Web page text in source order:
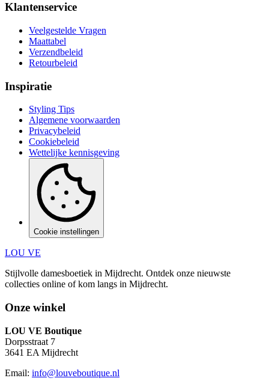
Klantenservice
Veelgestelde Vragen
Maattabel
Verzendbeleid
Retourbeleid
Inspiratie
Styling Tips
Algemene voorwaarden
Privacybeleid
Cookiebeleid
Wettelijke kennisgeving
Cookie instellingen
LOU VE
Stijlvolle damesboetiek in Mijdrecht. Ontdek onze nieuwste
collecties online of kom langs in Mijdrecht.
Onze winkel
LOU VE Boutique
Dorpsstraat 7
3641 EA Mijdrecht
Email: info@louveboutique.nl